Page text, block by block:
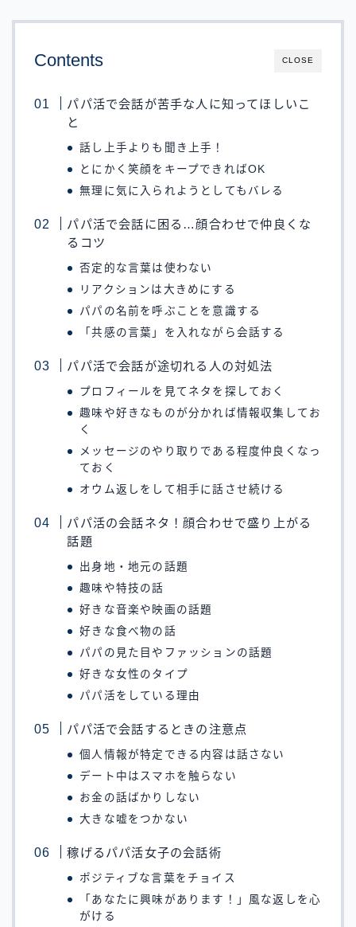
CLOSE
Contents
パパ活で会話が苦手な人に知ってほしいこ
と
話し上手よりも聞き上手！
とにかく笑顔をキープできればOK
無理に気に入られようとしてもバレる
パパ活で会話に困る…顔合わせで仲良くな
るコツ
否定的な言葉は使わない
リアクションは大きめにする
パパの名前を呼ぶことを意識する
「共感の言葉」を入れながら会話する
パパ活で会話が途切れる人の対処法
プロフィールを見てネタを探しておく
趣味や好きなものが分かれば情報収集してお
く
メッセージのやり取りである程度仲良くなっ
ておく
オウム返しをして相手に話させ続ける
パパ活の会話ネタ！顔合わせで盛り上がる
話題
出身地・地元の話題
趣味や特技の話
好きな音楽や映画の話題
好きな食べ物の話
パパの見た目やファッションの話題
好きな女性のタイプ
パパ活をしている理由
パパ活で会話するときの注意点
個人情報が特定できる内容は話さない
デート中はスマホを触らない
お金の話ばかりしない
大きな嘘をつかない
稼げるパパ活女子の会話術
ポジティブな言葉をチョイス
「あなたに興味があります！」風な返しを心
がける